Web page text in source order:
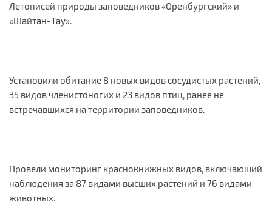
Летописей природы заповедников «Оренбургский» и
«Шайтан-Тау».
Установили обитание 8 новых видов сосудистых растений,
35 видов членистоногих и 23 видов птиц, ранее не
встречавшихся на территории заповедников.
Провели мониторинг краснокнижных видов, включающий
наблюдения за 87 видами высших растений и 76 видами
животных.